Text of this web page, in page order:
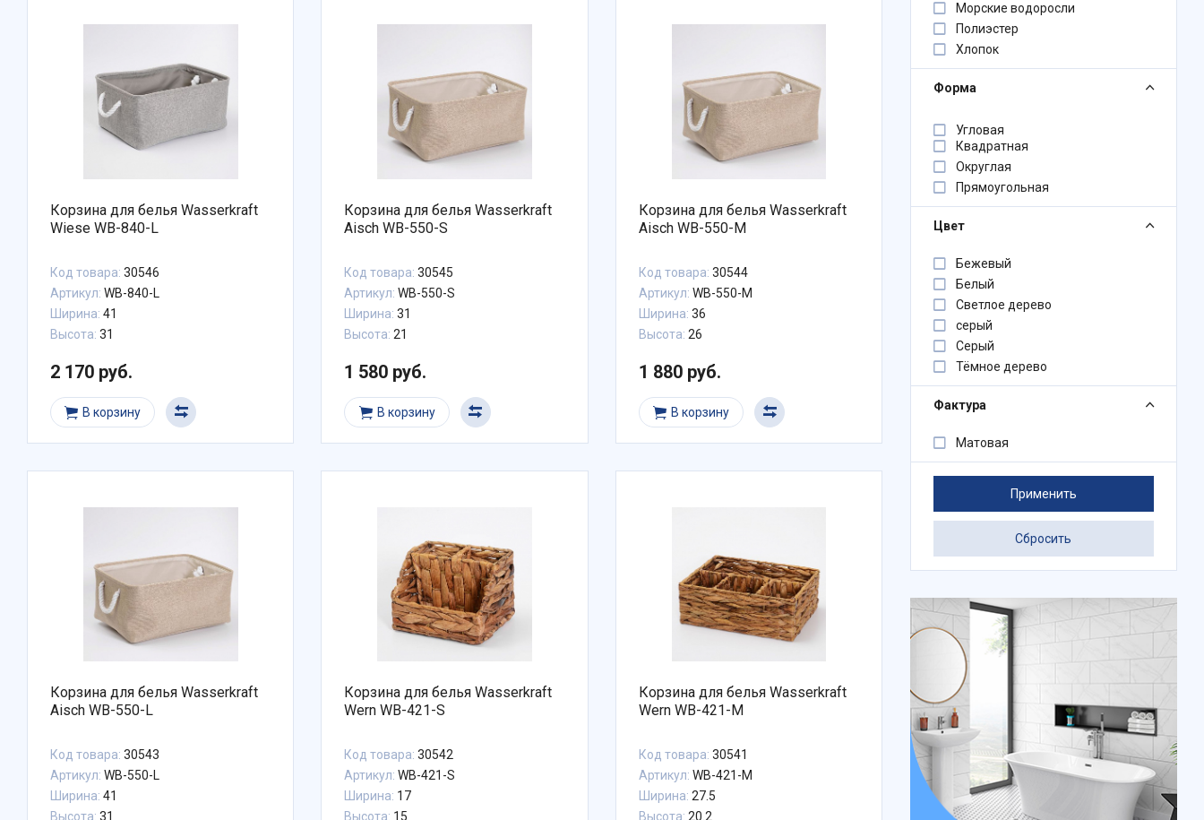
Корзина для белья Wasserkraft
Wiese WB-840-L
Код товара: 30546
Артикул: WB-840-L
Ширина: 41
Высота: 31
2 170 руб.
В корзину
Корзина для белья Wasserkraft
Aisch WB-550-S
Код товара: 30545
Артикул: WB-550-S
Ширина: 31
Высота: 21
1 580 руб.
В корзину
Корзина для белья Wasserkraft
Aisch WB-550-M
Код товара: 30544
Артикул: WB-550-M
Ширина: 36
Высота: 26
1 880 руб.
В корзину
Корзина для белья Wasserkraft
Aisch WB-550-L
Код товара: 30543
Артикул: WB-550-L
Ширина: 41
Высота: 31
Корзина для белья Wasserkraft
Wern WB-421-S
Код товара: 30542
Артикул: WB-421-S
Ширина: 17
Высота: 15
Корзина для белья Wasserkraft
Wern WB-421-M
Код товара: 30541
Артикул: WB-421-M
Ширина: 27.5
Высота: 20.2
Морские водоросли
Полиэстер
Хлопок
Форма
Квадратная
Округлая
Прямоугольная
Угловая
Цвет
Бежевый
Белый
Светлое дерево
серый
Серый
Тёмное дерево
Фактура
Матовая
Применить
Сбросить